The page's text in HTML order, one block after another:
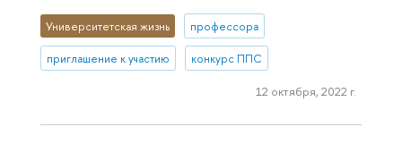
Университетская жизнь профессора
приглашение к участию конкурс ППС
12 октября, 2022 г.